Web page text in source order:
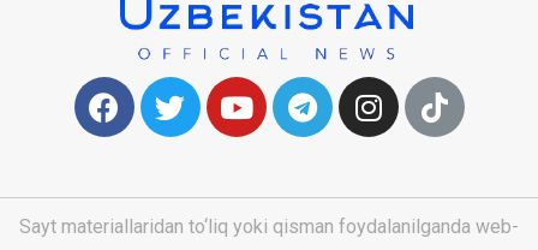
Sayt materiallaridan to‘liq yoki qisman foydalanilganda web-